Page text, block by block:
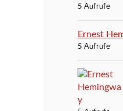
5 Aufrufe
Ernest
5 Aufrufe